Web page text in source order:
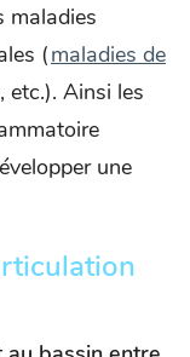
maladies
(maladies de
etc.). Ainsi les
une